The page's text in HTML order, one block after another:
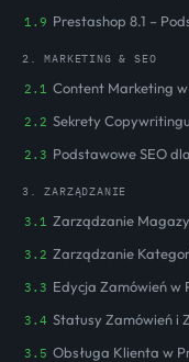
1.9 Prestashop 8.1 –
2. MARKETING & SEO
2.1 Content Marketing
2.2 Sekrety
2.3 Podstawowe SEO
3. ZARZĄDZANIE
3.1 Zarządzanie
3.2 Zarządzanie
3.3 Edycja Zamówień w
3.4 Statusy Zamówień i
3.5 Obsługa Klienta w